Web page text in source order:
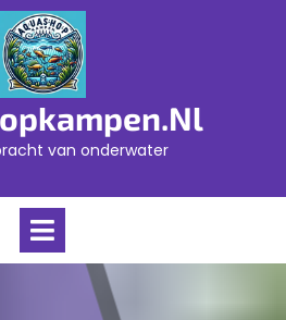
van onderwater
Open